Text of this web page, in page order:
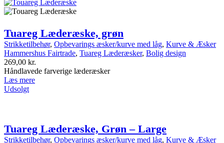
Tuareg Læderæske, grøn
Strikketilbehør, Opbevarings æsker/kurve med låg, Kurve & Æsker
Hammershus Fairtrade, Tuareg Læderæsker, Bolig design
269,00 kr.
Håndlavede farverige læderæsker
Læs mere
Udsolgt
Tuareg Læderæske, Grøn – Large
Strikketilbehør, Opbevarings æsker/kurve med låg, Kurve & Æsker